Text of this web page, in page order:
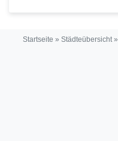
Startseite » Städteübersicht»